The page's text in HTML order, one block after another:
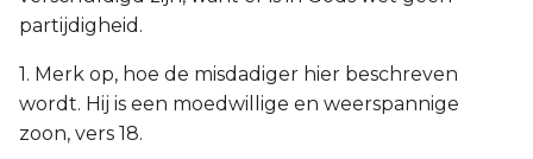
partijdigheid.
1. Merk op, hoe de misdadiger hier beschreven
wordt. Hij is een moedwillige en weerspannige
zoon, vers 18.